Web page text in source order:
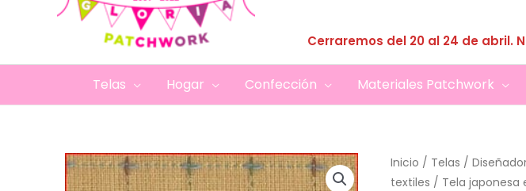
Cerraremos del 20 al 24 de abril.
Telas Hogar Confección Materiales Patchwork
Inicio / Telas /
textiles / Tela japonesa